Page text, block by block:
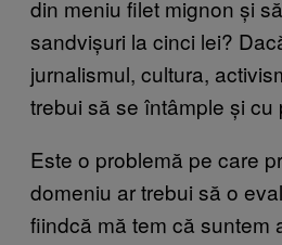
din meniu filet mignon și
sandvișuri la cinci lei?
jurnalismul, cultura,
trebui să se întâmple și cu
Este o problemă pe care
domeniu ar trebui să o
fiindcă mă tem că suntem